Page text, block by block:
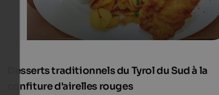
Desserts traditionnels du Tyrol du Sud à la
confiture d'airelles rouges